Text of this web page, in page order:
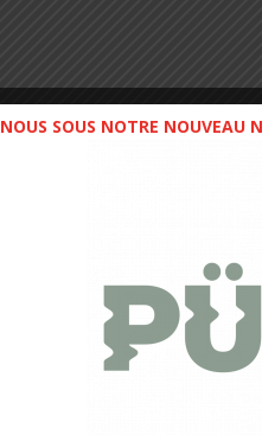
SOUS NOTRE NOUVEAU